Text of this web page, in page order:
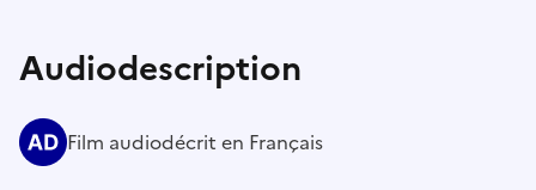
Audiodescription
Film audiodécrit en Français